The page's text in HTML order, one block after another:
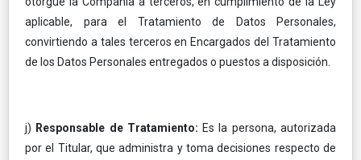
aplicable, para el Tratamiento de Datos Personales,
convirtiendo a tales terceros en Encargados del Tratamiento
de los Datos Personales entregados o puestos a disposición.
j) Responsable de Tratamiento: Es la persona, autorizada
por el Titular, que administra y toma decisiones respecto de